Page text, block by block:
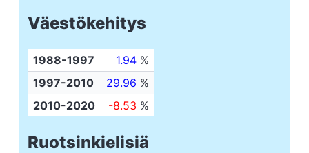
Väestökehitys
1988-1997 1.94 %
1997-2010
29.96 %
2010-2020
-8.53 %
Ruotsinkielisiä